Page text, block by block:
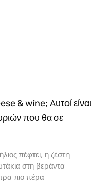
& wine; Αυτοί είναι
που θα σε
πέφτει, η ζέστη
στη βεράντα
πιο πέρα